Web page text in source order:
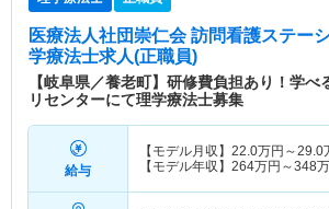
医療法人社団崇仁会 訪問看護ステー
学療法士求人(正職員)
【岐阜県／養老町】研修費負担あり！学べ
リセンターにて理学療法士募集
給与
【モデル月収】 22.0万円～29.0
【モデル年収】 264万円～348